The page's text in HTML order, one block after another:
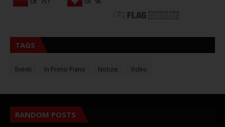
TAGS
Eventi In Primo Piano Notizie Video
RANDOM POSTS